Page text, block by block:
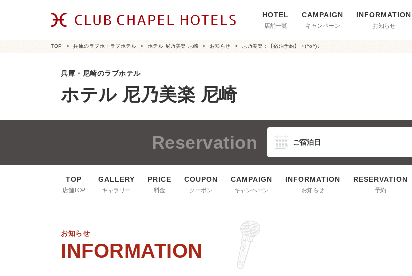
店舗一覧 キャンペーン お知らせ
TOP 兵庫のラブホ・ラブホテル ホテル 尼乃美楽 尼崎 お知らせ 尼乃美楽：【宿泊予約】ヽ(^o^)丿
兵庫・尼崎のラブホテル
ホテル 尼乃美楽 尼崎
Reservation
店舗TOP ギャラリー 料金 クーポン キャンペーン お知らせ 予約
お知らせ